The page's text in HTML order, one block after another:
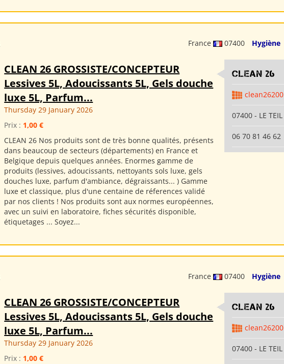
France 07400 Hygiène
CLEAN 26 GROSSISTE/CONCEPTEUR
Lessives 5L, Adoucissants 5L, Gels douche
luxe 5L, Parfum...
Thursday 29 January 2026
Prix : 1,00 €
CLEAN 26 Nos produits sont de très bonne qualités, présents
dans beaucoup de secteurs (départements) en France et
Belgique depuis quelques années. Enormes gamme de
produits (lessives, adoucissants, nettoyants sols luxe, gels
douches luxe, parfum d'ambiance, dégraissants... ) Gamme
luxe et classique, plus d'une centaine de réferences validé
par nos clients ! Nos produits sont aux normes européennes,
avec un suivi en laboratoire, fiches sécurités disponible,
étiquetages ... Soyez...
clean 26
clean26200
07400 - LE TEIL
06 70 81 46 62
France 07400 Hygiène
CLEAN 26 GROSSISTE/CONCEPTEUR
Lessives 5L, Adoucissants 5L, Gels douche
luxe 5L, Parfum...
Thursday 29 January 2026
Prix : 1,00 €
clean 26
clean26200
07400 - LE TEIL